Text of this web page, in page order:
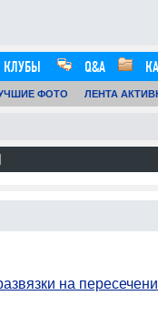
КЛУБЫ Q&A
ФОТО ЛЕНТА
на